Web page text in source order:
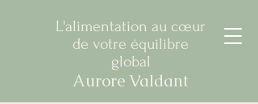
L'alimentation au cœur
de votre équilibre
global
Aurore Valdant